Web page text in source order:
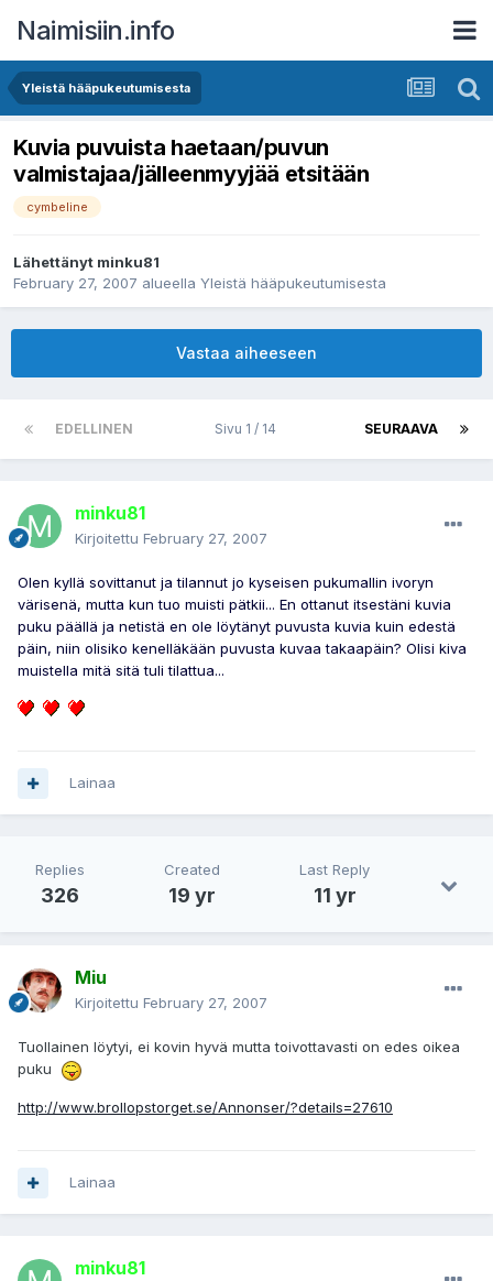
Naimisiin.info
Yleistä hääpukeutumisesta
Kuvia puvuista haetaan/puvun
valmistajaa/jälleenmyyjää etsitään
cymbeline
Lähettänyt minku81
February 27, 2007 alueella Yleistä hääpukeutumisesta
Vastaa aiheeseen
EDELLINEN SEURAAVA
Sivu 1 / 14
minku81
Kirjoitettu February 27, 2007
Olen kyllä sovittanut ja tilannut jo kyseisen pukumallin ivoryn
värisenä, mutta kun tuo muisti pätkii... En ottanut itsestäni kuvia
puku päällä ja netistä en ole löytänyt puvusta kuvia kuin edestä
päin, niin olisiko kenelläkään puvusta kuvaa takaapäin? Olisi kiva
muistella mitä sitä tuli tilattua...
Lainaa
Replies
326
Created
19 yr
Last Reply
11 yr
Miu
Kirjoitettu February 27, 2007
Tuollainen löytyi, ei kovin hyvä mutta toivottavasti on edes oikea
puku
http://www.brollopstorget.se/Annonser/?details=27610
Lainaa
minku81